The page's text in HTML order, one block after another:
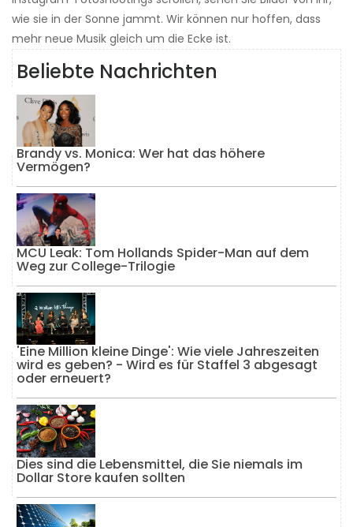
wie sie in der Sonne jammt. Wir können nur hoffen, dass
mehr neue Musik gleich um die Ecke ist.
Beliebte Nachrichten
Brandy vs. Monica: Wer hat das höhere
Vermögen?
MCU Leak: Tom Hollands Spider-Man auf dem
Weg zur College-Trilogie
'Eine Million kleine Dinge': Wie viele Jahreszeiten
wird es geben? - Wird es für Staffel 3 abgesagt
oder erneuert?
Dies sind die Lebensmittel, die Sie niemals im
Dollar Store kaufen sollten